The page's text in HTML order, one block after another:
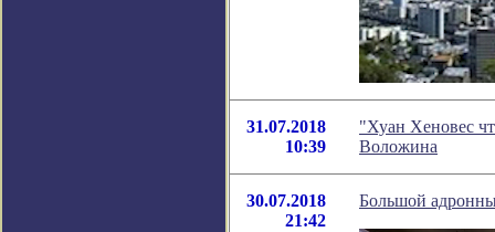
31.07.2018
10:39
"Хуан Хеновес
Воложина
30.07.2018
21:42
Большой